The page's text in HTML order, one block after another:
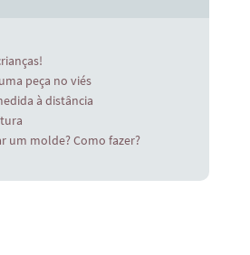
peça no viés
à distância
um molde? Como fazer?